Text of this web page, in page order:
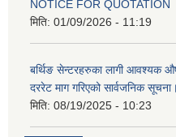
NOTICE FOR QUOTATION
मिति: 01/09/2026 - 11:19
बर्थिङ सेन्टरहरुका लागी आवश्यक
दररेट माग गरिएको सार्वजनिक सूचना।
मिति: 08/19/2025 - 10:23